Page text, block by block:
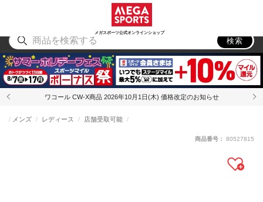
メガスポーツ公式オンラインショップ
アウトドア
検索
ワコール CW-X商品 2026年10月1日(木) 価格改定のお知らせ
メンズ レディース 店舗受取可能
商品番号： 80527815